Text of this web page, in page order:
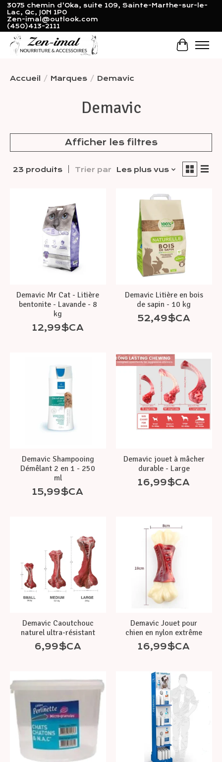
3075 chemin d'Oka, suite 109, Sainte-Marthe-sur-le-
Lac, Qc, J0N 1P0
Zen-imal@outlook.com
(450)413-2111
Panier
Accueil / Marques / Demavic
Demavic
Afficher les filtres
23 produits Trier par Les plus vus
Demavic Mr Cat - Litière
bentonite - Lavande - 8
kg
12,99$CA
Demavic Litière en bois
de sapin - 10 kg
52,49$CA
Demavic Shampooing
Démêlant 2 en 1 - 250
ml
15,99$CA
Demavic jouet à mâcher
durable - Large
16,99$CA
Demavic Caoutchouc
naturel ultra-résistant
6,99$CA
Demavic Jouet pour
chien en nylon extrême
16,99$CA